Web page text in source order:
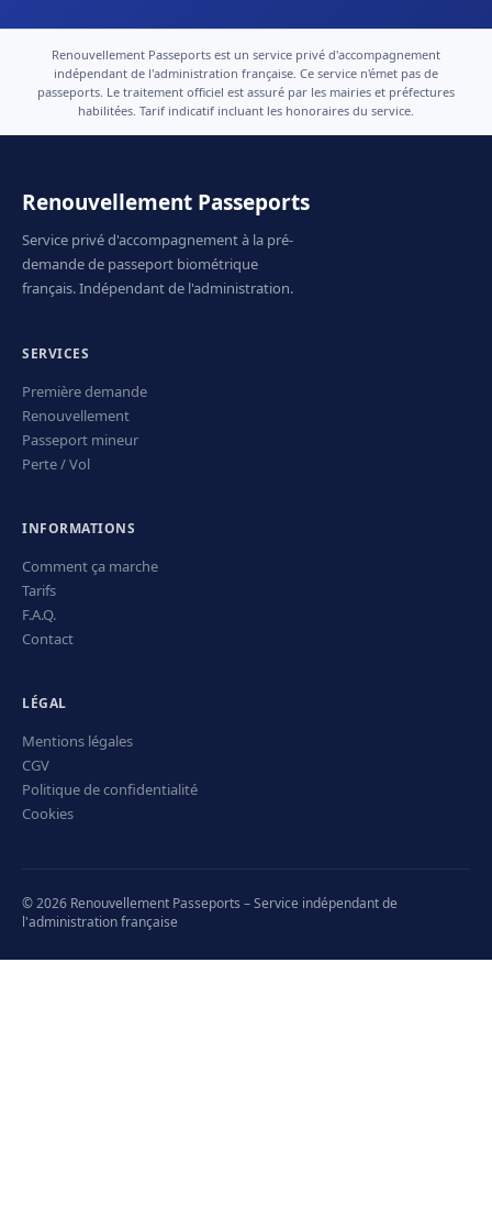
Renouvellement Passeports est un service privé d'accompagnement
indépendant de l'administration française. Ce service n'émet pas de
passeports. Le traitement officiel est assuré par les mairies et préfectures
habilitées. Tarif indicatif incluant les honoraires du service.
Renouvellement Passeports
Service privé d'accompagnement à la pré-
demande de passeport biométrique
français. Indépendant de l'administration.
SERVICES
Première demande
Renouvellement
Passeport mineur
Perte / Vol
INFORMATIONS
Comment ça marche
Tarifs
F.A.Q.
Contact
LÉGAL
Mentions légales
CGV
Politique de confidentialité
Cookies
© 2026 Renouvellement Passeports – Service indépendant de
l'administration française